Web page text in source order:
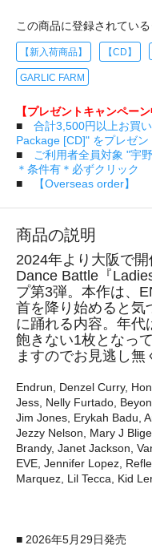
この商品に登録されてい
【新入荷商品】 【CD】
GARLIC FARM
【プレゼントキャンペーン
■ 合計3,500円以上お買
Package [CD]" をプレゼ
■
ご利用者全員対象 "宇
＊条件有＊必ずクリック
■
【Overseas order】
商品の説明
2024年より大阪で
Dance Battle『
プ第3弾。本作は、
首を降り始めると気
に踊れる内容。年代
飽きない1枚となっ
ますのでお見逃し無
Endrun, Denzel Curry,
Jess, Nelly Furtado,
Jim Jones, Erykah Badu,
Jezzy Nelson, Mary J
Brandy, Janet Jackson,
EVE, Jennifer Lopez,
Marquez, Lil Tecca, Kid
■ 2026年5月29日発売